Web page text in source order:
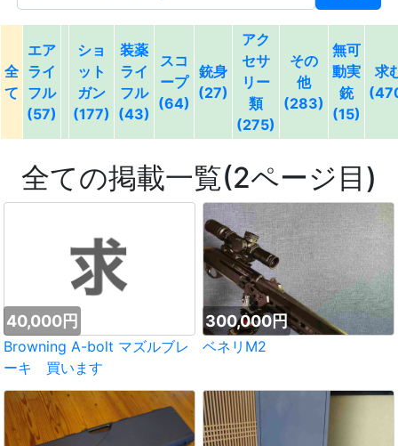
全
て
エア
ライ
フル
(57)
ショ
ット
ガン
(177)
装薬
ライ
フル
(43)
スコ
ープ
(64)
銃身
(27)
アク
セサ
リー
類
(275)
その
他
(283)
無可
動実
銃
(15)
求
全ての掲載一覧(2ページ目)
40,000円
Browning A-bolt マズルブレ
ーキ 買います
300,000円
ベネリM2